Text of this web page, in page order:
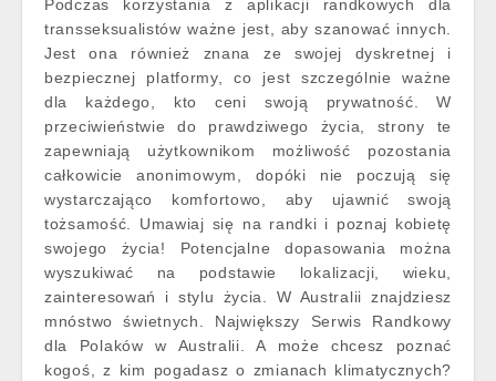
Podczas korzystania z aplikacji randkowych dla
transseksualistów ważne jest, aby szanować innych.
Jest ona również znana ze swojej dyskretnej i
bezpiecznej platformy, co jest szczególnie ważne
dla każdego, kto ceni swoją prywatność. W
przeciwieństwie do prawdziwego życia, strony te
zapewniają użytkownikom możliwość pozostania
całkowicie anonimowym, dopóki nie poczują się
wystarczająco komfortowo, aby ujawnić swoją
tożsamość. Umawiaj się na randki i poznaj kobietę
swojego życia! Potencjalne dopasowania można
wyszukiwać na podstawie lokalizacji, wieku,
zainteresowań i stylu życia. W Australii znajdziesz
mnóstwo świetnych. Największy Serwis Randkowy
dla Polaków w Australii. A może chcesz poznać
kogoś, z kim pogadasz o zmianach klimatycznych?